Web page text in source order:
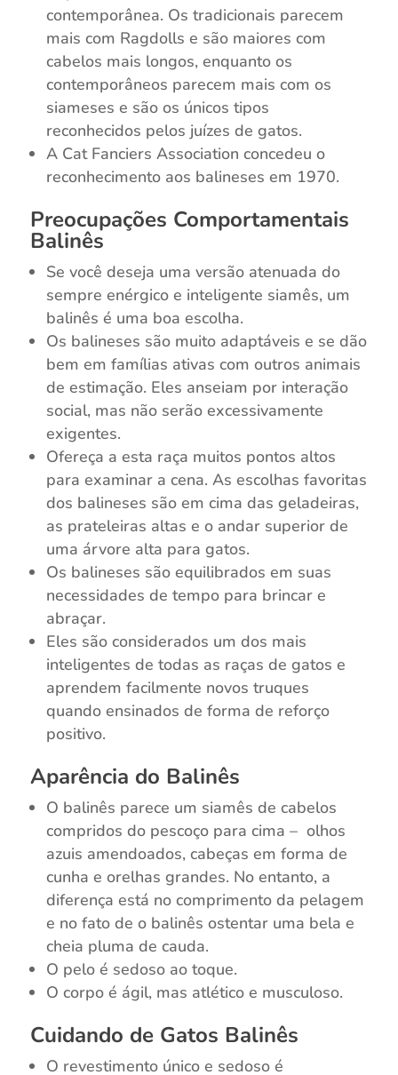
contemporânea. Os tradicionais parecem
mais com Ragdolls e são maiores com
cabelos mais longos, enquanto os
contemporâneos parecem mais com os
siameses e são os únicos tipos
reconhecidos pelos juízes de gatos.
A Cat Fanciers Association concedeu o
reconhecimento aos balineses em 1970.
Preocupações Comportamentais
Balinês
Se você deseja uma versão atenuada do
sempre enérgico e inteligente siamês, um
balinês é uma boa escolha.
Os balineses são muito adaptáveis ​​e se dão
bem em famílias ativas com outros animais
de estimação. Eles anseiam por interação
social, mas não serão excessivamente
exigentes.
Ofereça a esta raça muitos pontos altos
para examinar a cena. As escolhas favoritas
dos balineses são em cima das geladeiras,
as prateleiras altas e o andar superior de
uma árvore alta para gatos.
Os balineses são equilibrados em suas
necessidades de tempo para brincar e
abraçar.
Eles são considerados um dos mais
inteligentes de todas as raças de gatos e
aprendem facilmente novos truques
quando ensinados de forma de reforço
positivo.
Aparência do Balinês
O balinês parece um siamês de cabelos
compridos do pescoço para cima – olhos
azuis amendoados, cabeças em forma de
cunha e orelhas grandes. No entanto, a
diferença está no comprimento da pelagem
e no fato de o balinês ostentar uma bela e
cheia pluma de cauda.
O pelo é sedoso ao toque.
O corpo é ágil, mas atlético e musculoso.
Cuidando de Gatos Balinês
O revestimento único e sedoso é